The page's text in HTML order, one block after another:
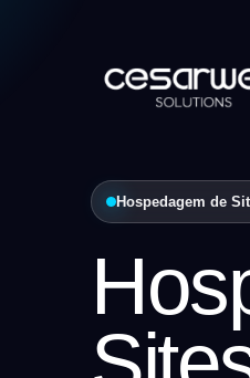
Hospedagem de